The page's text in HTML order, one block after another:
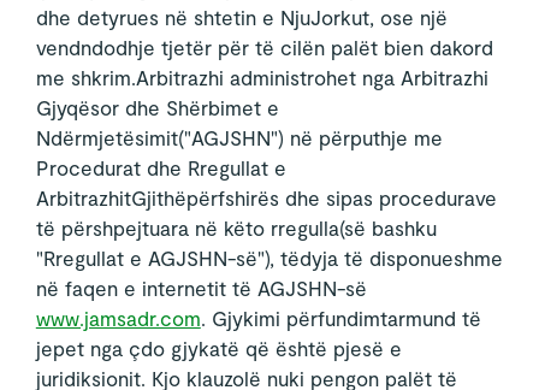
dhe detyrues në shtetin e NjuJorkut, ose një
vendndodhje tjetër për të cilën palët bien dakord
me shkrim.Arbitrazhi administrohet nga Arbitrazhi
Gjyqësor dhe Shërbimet e
Ndërmjetësimit("AGJSHN") në përputhje me
Procedurat dhe Rregullat e
ArbitrazhitGjithëpërfshirës dhe sipas procedurave
të përshpejtuara në këto rregulla(së bashku
"Rregullat e AGJSHN-së"), tëdyja të disponueshme
në faqen e internetit të AGJSHN-së
www.jamsadr.com . Gjykimi përfundimtarmund të
jepet nga çdo gjykatë që është pjesë e
juridiksionit. Kjo klauzolë nuki pengon palët të